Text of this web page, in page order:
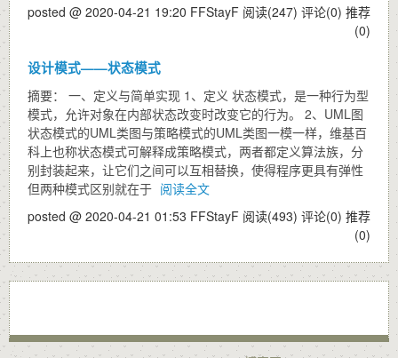
posted @ 2020-04-21 19:20 FFStayF 阅读(247) 评论(0) 推荐
(0)
设计模式——状态模式
摘要： 一、定义与简单实现 1、定义 状态模式，是一种行为型
模式，允许对象在内部状态改变时改变它的行为。 2、UML图
状态模式的UML类图与策略模式的UML类图一模一样，维基百
科上也称状态模式可解释成策略模式，两者都定义算法族，分
别封装起来，让它们之间可以互相替换，使得程序更具有弹性
但两种模式区别就在于 阅读全文
posted @ 2020-04-21 01:53 FFStayF 阅读(493) 评论(0) 推荐
(0)